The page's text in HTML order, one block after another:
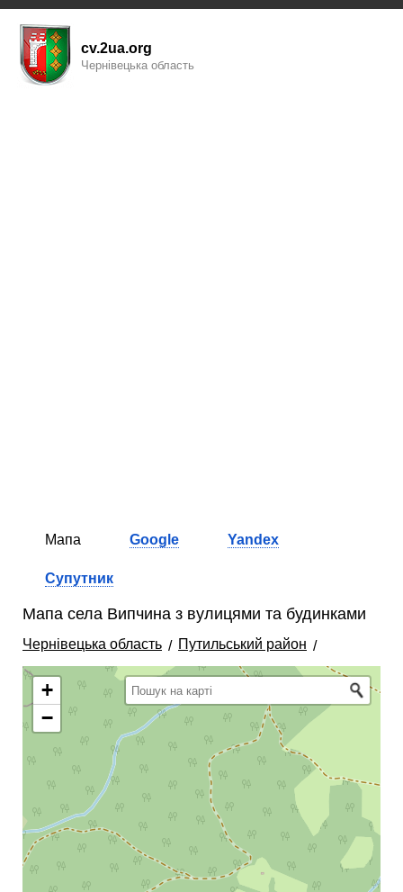
cv.2ua.org
Чернівецька область
Мапа Google Yandex
Супутник
Мапа села Випчина з вулицями та будинками
Чернівецька область Путильський район
+
−